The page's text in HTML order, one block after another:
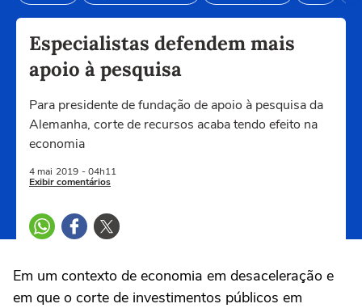
Especialistas defendem mais
apoio à pesquisa
Para presidente de fundação de apoio à pesquisa da
Alemanha, corte de recursos acaba tendo efeito na
economia
4 mai 2019 - 04h11
Exibir comentários
Em um contexto de economia em desaceleração e
em que o corte de investimentos públicos em